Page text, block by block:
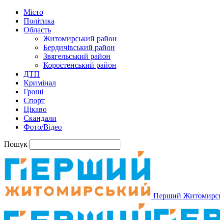
Місто
Політика
Область
Житомирський район
Бердичівський район
Звягельський район
Коростенський район
ДТП
Кримінал
Гроші
Спорт
Цікаво
Скандали
Фото/Відео
Пошук
Перший